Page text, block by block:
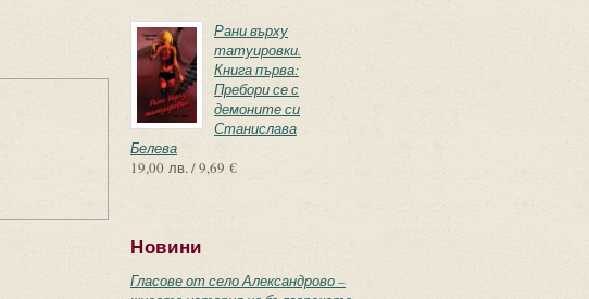
Рани върху
татуировки.
Книга първа:
Пребори се с
демоните си
Станислава
Белева
19,00 лв. / 9,69 €
Новини
Гласове от село Александрово –